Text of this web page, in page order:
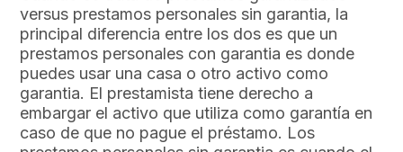
versus prestamos personales sin garantia, la
principal diferencia entre los dos es que un
prestamos personales con garantia es donde
puedes usar una casa o otro activo como
garantia. El prestamista tiene derecho a
embargar el activo que utiliza como garantía en
caso de que no pague el préstamo. Los